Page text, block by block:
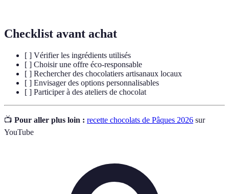
Checklist avant achat
[ ] Vérifier les ingrédients utilisés
[ ] Choisir une offre éco-responsable
[ ] Rechercher des chocolatiers artisanaux locaux
[ ] Envisager des options personnalisables
[ ] Participer à des ateliers de chocolat
📺 Pour aller plus loin : recette chocolats de Pâques 2026 sur
YouTube